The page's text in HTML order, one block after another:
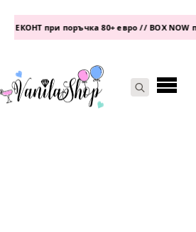
при поръчка 80+ евро // BOX NOW